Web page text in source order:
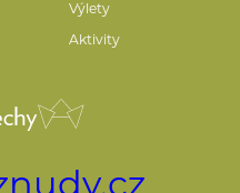
Výlety
Aktivity